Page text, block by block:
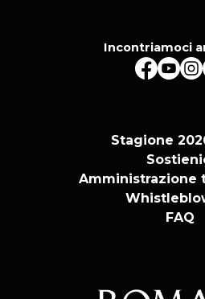
Incontriamoci
Stagione
Amministrazione
FAQ